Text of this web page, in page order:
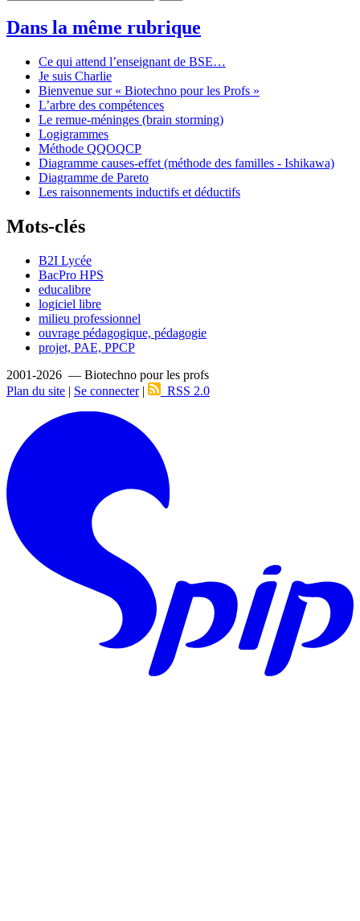
Dans la même rubrique
Ce qui attend l’enseignant de BSE…
Je suis Charlie
Bienvenue sur « Biotechno pour les Profs »
L’arbre des compétences
Le remue-méninges (brain storming)
Logigrammes
Méthode QQOQCP
Diagramme causes-effet (méthode des familles - Ishikawa)
Diagramme de Pareto
Les raisonnements inductifs et déductifs
Mots-clés
B2I Lycée
BacPro HPS
educalibre
logiciel libre
milieu professionnel
ouvrage pédagogique, pédagogie
projet, PAE, PPCP
2001-2026 — Biotechno pour les profs
Plan du site | Se connecter| RSS 2.0